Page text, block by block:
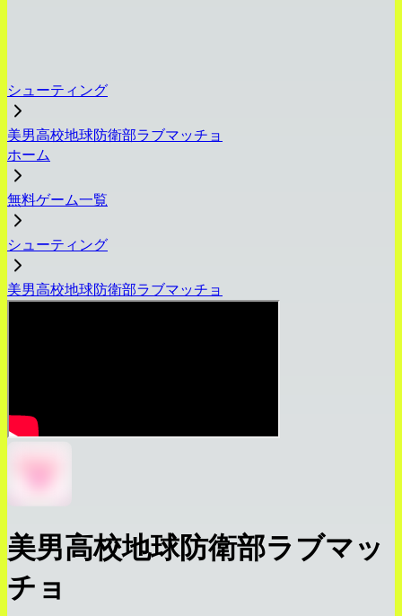
シューティング
美男高校地球防衛部ラブマッチョ
ホーム
無料ゲーム一覧
シューティング
美男高校地球防衛部ラブマッチョ
美男高校地球防衛部ラブマッ
チョ